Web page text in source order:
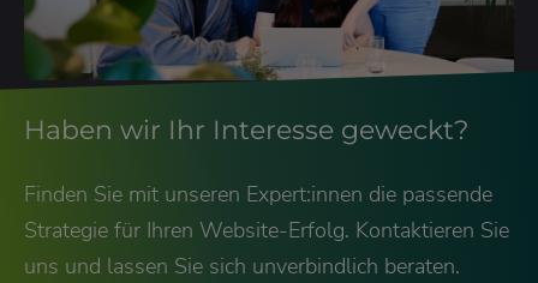
Haben wir Ihr Interesse geweckt?
Finden Sie mit unseren Expert:innen die passende
Strategie für Ihren Website-Erfolg. Kontaktieren Sie
uns und lassen Sie sich unverbindlich beraten.